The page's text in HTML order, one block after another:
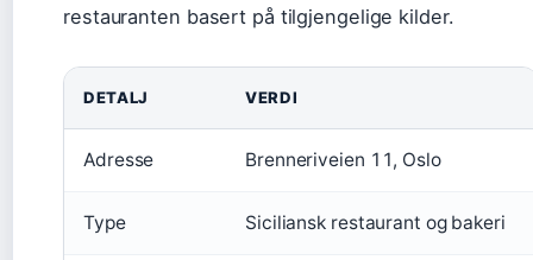
restauranten basert på tilgjengelige kilder.
DETALJ VERDI
Adresse Brenneriveien 11, Oslo
Type Siciliansk restaurant og bakeri